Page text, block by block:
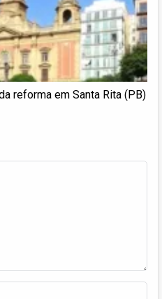
reforma em Santa Rita (PB)